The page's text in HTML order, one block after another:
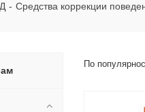
- Средства коррекции
По